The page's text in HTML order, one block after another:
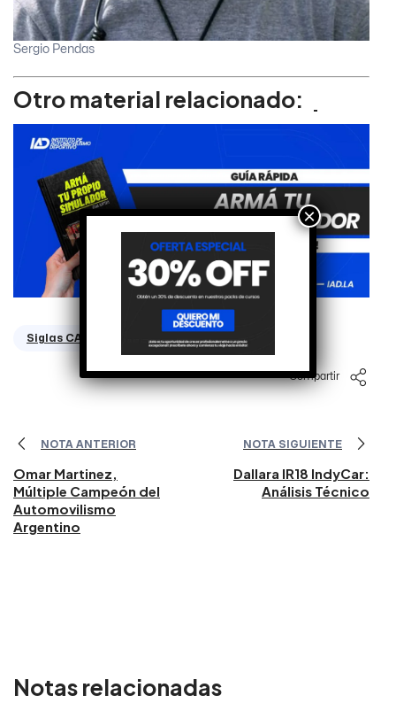
Sergio Pendas
Otro material relacionado:
Siglas CAE
Compartir
NOTA ANTERIOR
Omar Martinez,
Múltiple Campeón del
Automovilismo
Argentino
NOTA SIGUIENTE
Dallara IR18 IndyCar:
Análisis Técnico
Notas relacionadas
×